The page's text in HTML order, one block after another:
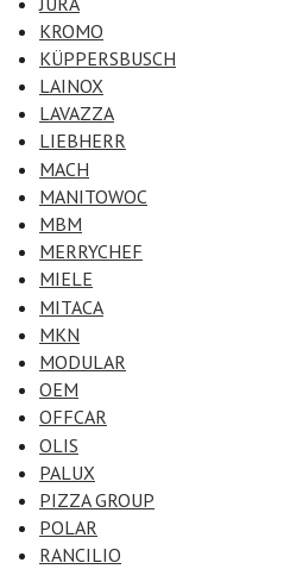
KROMO
KÜPPERSBUSCH
LAINOX
LAVAZZA
LIEBHERR
MACH
MANITOWOC
MBM
MERRYCHEF
MIELE
MITACA
MKN
MODULAR
OEM
OFFCAR
OLIS
PALUX
PIZZA GROUP
POLAR
RANCILIO